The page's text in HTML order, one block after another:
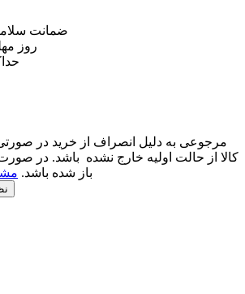
ضمانت
7 روز
حداکثر 4
کالا از حالت اولیه خارج نشده باشد. در صورت
باز شده باشد.